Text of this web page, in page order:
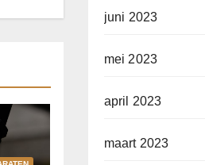
juni 2023
mei 2023
april 2023
maart 2023